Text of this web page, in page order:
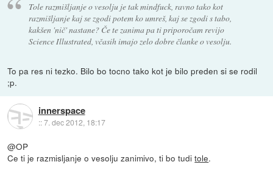
Tole razmišljanje o vesolju je tak mindfuck, ravno tako kot
razmišljanje kaj se zgodi potem ko umreš, kaj se zgodi s tabo,
kakšen 'nič' nastane? Če te zanima pa ti priporočam revijo
Science Illustrated, včasih imajo zelo dobre članke o vesolju.
To pa res ni tezko. Bilo bo tocno tako kot je bilo preden si se rodil
;p.
innerspace
::7. dec 2012, 18:17
@OP
Ce ti je razmisljanje o vesolju zanimivo, ti bo tuditole.